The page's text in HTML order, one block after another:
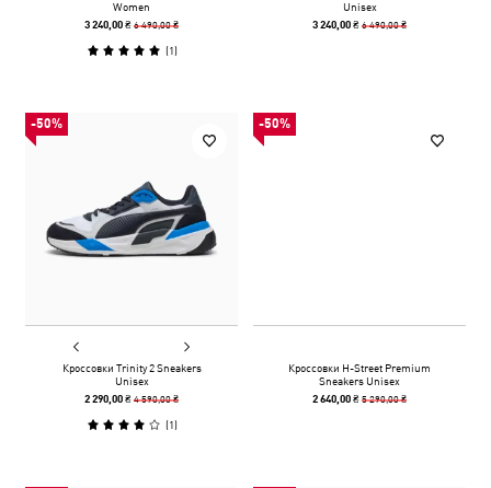
Women
3 240,00 ₴6 490,00 ₴
(1)
Unisex
3 240,00 ₴6 490,00 ₴
-50%
Кроссовки Trinity 2 Sneakers
Unisex
2 290,00 ₴4 590,00 ₴
(1)
-50%
Кроссовки H-Street Premium
Sneakers Unisex
2 640,00 ₴5 290,00 ₴